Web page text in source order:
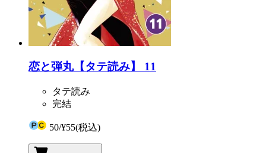
恋と弾丸【タテ読み】 11
タテ読み
完結
50/¥55(税込)